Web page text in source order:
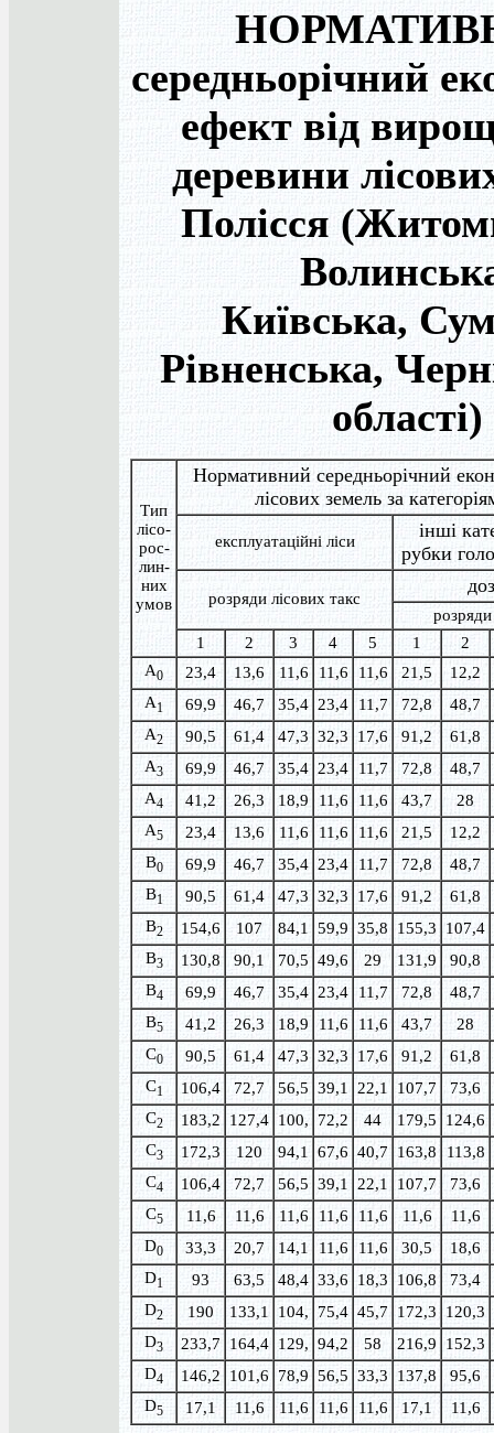
середньорічний
ефект від
деревини
Полісся
Київська,
Рівненська,
області)
Тип
лісо-
рос-
лин-
них
умов
Нормативний середньорічний
лісових земель за
експлуатаційні ліси
інші
рубки
розряди лісових такс
розряди
1
2 3 4 5 1
2
A0 23,4 13,6 11,6 11,6 11,6 21,5
12,2
A1 69,9 46,7 35,4 23,4 11,7 72,8
48,7
A2 90,5 61,4 47,3 32,3 17,6 91,2
61,8
A3 69,9 46,7 35,4 23,4 11,7 72,8
48,7
A4 41,2 26,3 18,9 11,6 11,6 43,7
28
A5 23,4 13,6 11,6 11,6 11,6 21,5
12,2
B0 69,9 46,7 35,4 23,4 11,7 72,8
48,7
B1 90,5 61,4 47,3 32,3 17,6 91,2
61,8
B2 154,6 107 84,1 59,9 35,8 155,3
107,4
B3 130,8 90,1 70,5 49,6 29 131,9
90,8
B4 69,9 46,7 35,4 23,4 11,7 72,8
48,7
B5 41,2 26,3 18,9 11,6 11,6 43,7
28
C0 90,5 61,4 47,3 32,3 17,6 91,2
61,8
C1 106,4 72,7 56,5 39,1 22,1 107,7
73,6
C2 183,2 127,4 100, 72,2 44 179,5
124,6
C3 172,3 120 94,1 67,6 40,7 163,8
113,8
C4 106,4 72,7 56,5 39,1 22,1 107,7
73,6
C5 11,6 11,6 11,6 11,6 11,6 11,6
11,6
D0 33,3 20,7 14,1 11,6 11,6 30,5
18,6
D1 93 63,5 48,4 33,6 18,3 106,8
73,4
D2 190 133,1 104, 75,4 45,7 172,3
120,3
D3 233,7 164,4 129, 94,2 58 216,9
152,3
D4 146,2 101,6 78,9 56,5 33,3 137,8
95,6
D5 17,1 11,6 11,6 11,6 11,6 17,1 11,6